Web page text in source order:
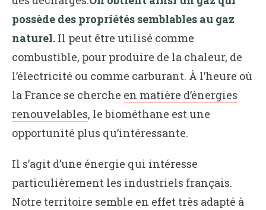
possède des propriétés semblables au gaz
naturel. Il peut être utilisé comme
combustible, pour produire de la chaleur, de
l’électricité ou comme carburant. À l’heure où
la France se cherche en matière d’énergies
renouvelables, le biométhane est une
opportunité plus qu’intéressante.
Il s’agit d’une énergie qui intéresse
particulièrement les industriels français.
Notre territoire semble en effet très adapté à